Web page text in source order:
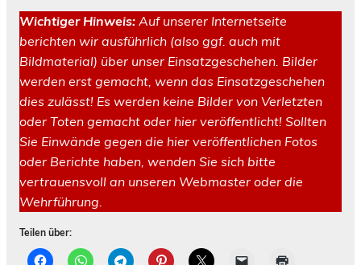
Wichtiger Hinweis: Auf unserer Internetseite
berichten wir ausführlich (also ggf. auch mit
Bildmaterial) über unser Einsatzgeschehen. Bilder
werden erst gemacht, wenn das Einsatzgeschehen
dies zulässt! Es werden keine Bilder von Verletzten
oder Toten gemacht oder hier veröffentlicht! Sollten
Sie Einwände gegen die hier veröffentlichen Fotos
oder Berichte haben, wenden Sie sich bitte
vertrauensvoll an unseren Webmaster oder die
Wehrführung.
Teilen über: